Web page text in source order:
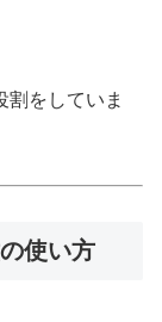
割をしていま
使い方